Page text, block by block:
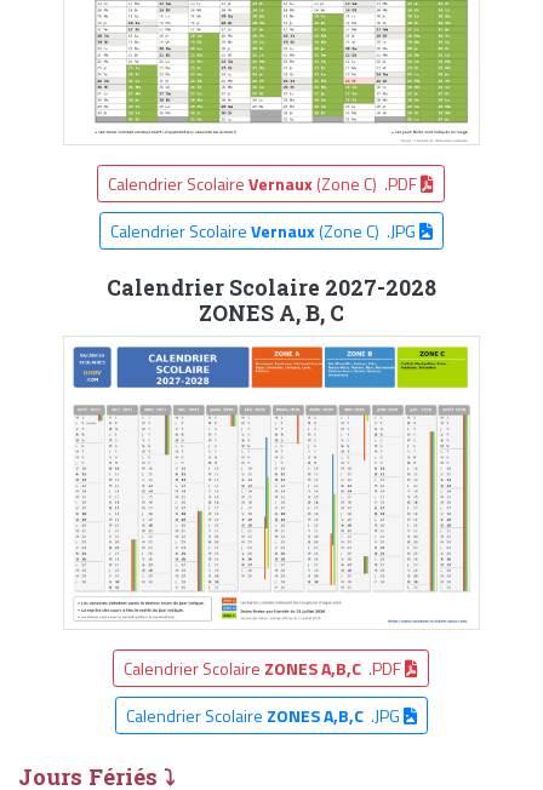
Calendrier ScolaireVernaux(Zone C) .PDF
Calendrier ScolaireVernaux(Zone C) .JPG
Calendrier Scolaire 2027-2028
ZONES A, B, C
Calendrier Scolaire ZONES A,B,C .PDF
Calendrier Scolaire ZONES A,B,C.JPG
Jours Fériés ⤵